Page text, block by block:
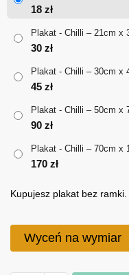
18
18 zł
Plakat - Chilli – 21cm x
30 zł
Plakat - Chilli – 30cm x
45 zł
Plakat - Chilli – 50cm x
90 zł
Plakat - Chilli – 70cm x
170 zł
Kupujesz plakat bez ramki.
Wyceń na wymiar